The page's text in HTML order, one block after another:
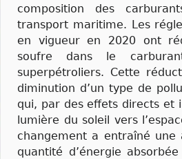
composition des
transport maritime. Les
en vigueur en 2020 ont
soufre dans le
superpétroliers. Cette
diminution d’un type de
qui, par des effets directs et
lumière du soleil vers
changement a entraîné une
quantité d’énergie